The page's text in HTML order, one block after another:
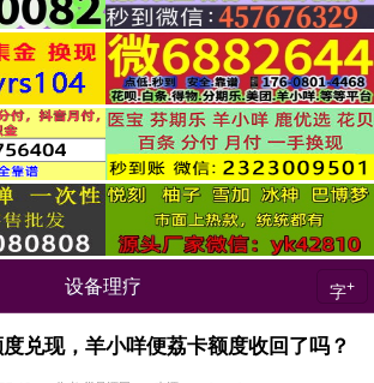
设备理疗 字+
兑现，羊小咩便荔卡额度收回了吗？